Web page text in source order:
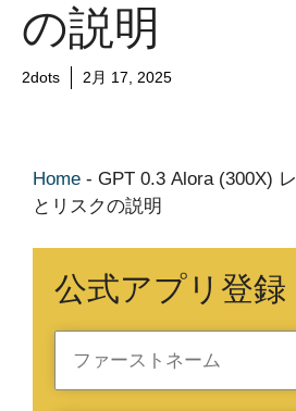
の説明
2dots 2月 17, 2025
Home - GPT 0.3 Alora (300X)
とリスクの説明
公式アプリ登録